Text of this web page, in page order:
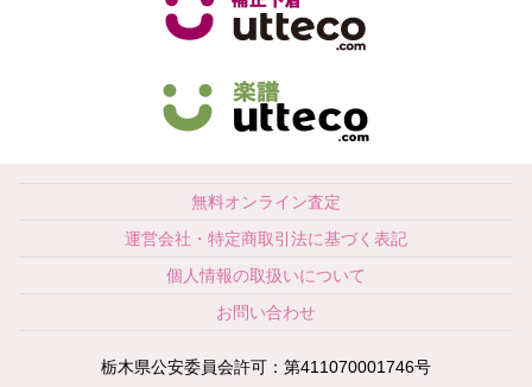
無料オンライン査定
運営会社・特定商取引法に基づく表記
個人情報の取扱いについて
お問い合わせ
栃木県公安委員会許可：第411070001746号